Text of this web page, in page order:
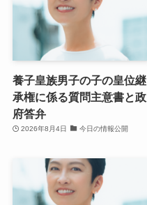
養子皇族男子の子の皇位継
承権に係る質問主意書と政
府答弁
2026年8月4日 今日の情報公開